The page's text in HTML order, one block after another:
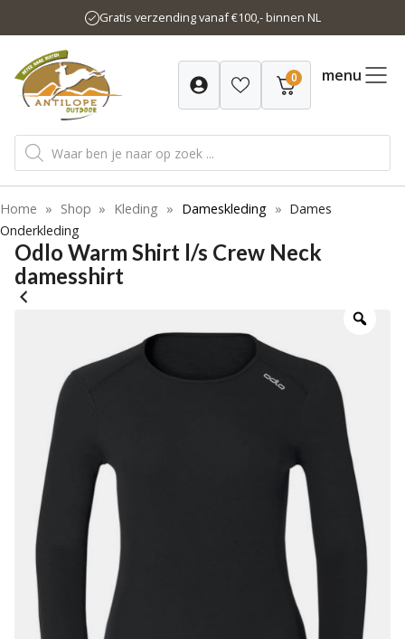
naar
inhoud
Gratis verzending vanaf €100,- binnen NL
0 menu
Producten
zoeken
Home » Shop » Kleding » Dameskleding » Dames
Onderkleding
Odlo Warm Shirt l/s Crew Neck
damesshirt